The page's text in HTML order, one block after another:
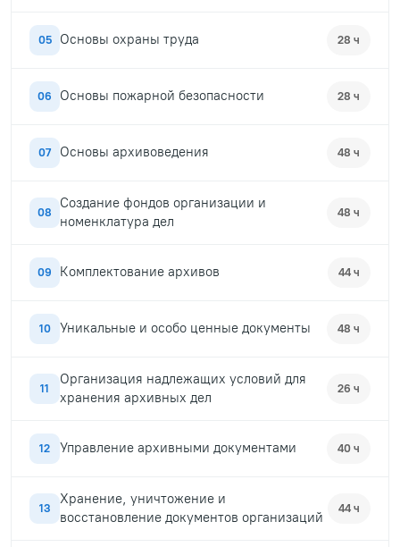
05 Основы охраны труда 28 ч
06 Основы пожарной безопасности 28 ч
07 Основы архивоведения 48 ч
08
Создание фондов организации и
номенклатура дел
48 ч
09 Комплектование архивов 44 ч
10 Уникальные и особо ценные документы 48 ч
11
Организация надлежащих условий для
хранения архивных дел
26 ч
12 Управление архивными документами 40 ч
13
Хранение, уничтожение и
восстановление документов организаций
44 ч